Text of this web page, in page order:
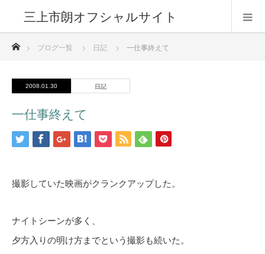
三上市朗オフシャルサイト
ブログ一覧 日記 一仕事終えて
2008.01.30 日記
一仕事終えて
撮影していた映画がクランクアップした。
ナイトシーンが多く、
夕方入りの明け方までという撮影も続いた。